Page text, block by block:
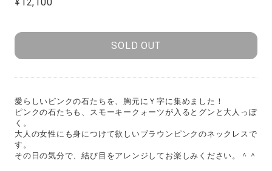
SOLD OUT
愛らしいピンクの石たちを、胸元にＹ字に集めました！
ピンクの石たちも、スモーキークォーツが入るとグンと大人っぽ
く。
大人の女性にも身につけて欲しいブラウンピンクのネックレスで
す。
その日の気分で、結び目をアレンジしてお楽しみください。＾＾